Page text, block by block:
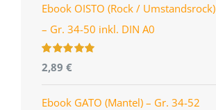
Ebook OISTO (Rock / Umstandsrock)
– Gr. 34-50 inkl. DIN A0
Bewertet
mit4.96
5
2,89 €
Ebook GATO (Mantel) – Gr. 34-52